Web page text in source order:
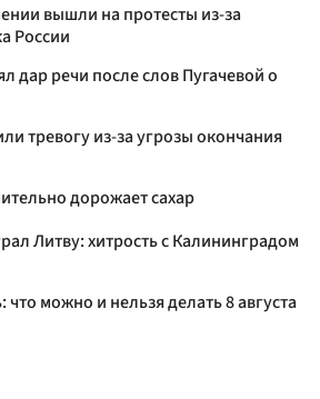
вышли на протесты из-за
России
дар речи после слов Пугачевой о
тревогу из-за угрозы окончания
дорожает сахар
Литву: хитрость с Калининградом
можно и нельзя делать 8 августа